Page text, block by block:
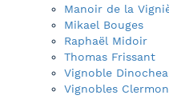
Manoir de la
Mikael Bouges
Raphaël Midoir
Thomas Frissant
Vignoble
Vignobles